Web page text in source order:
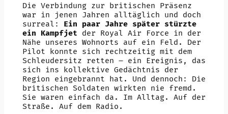
Die Verbindung zur britischen Präsenz
war in jenen Jahren alltäglich und doch
surreal: Ein paar Jahre später stürzte
ein Kampfjet der Royal Air Force in der
Nähe unseres Wohnorts auf ein Feld. Der
Pilot konnte sich rechtzeitig mit dem
Schleudersitz retten – ein Ereignis, das
sich ins kollektive Gedächtnis der
Region eingebrannt hat. Und dennoch: Die
britischen Soldaten wirkten nie fremd.
Sie waren einfach da. Im Alltag. Auf der
Straße. Auf dem Radio.